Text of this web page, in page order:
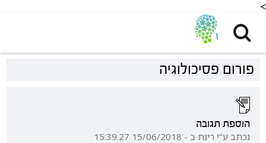
<
פורום פסיכולוגיה
הוספת תגובה
נכתב ע"י רינת ב - 15/06/2018 15:39:27